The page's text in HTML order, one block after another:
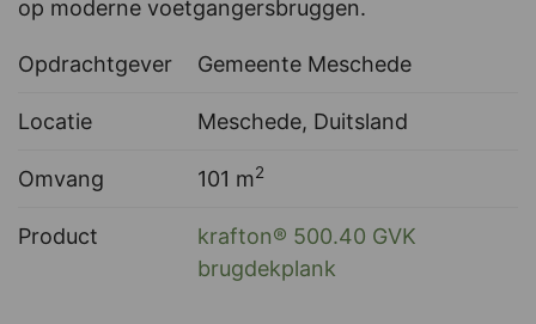
op moderne voetgangersbruggen.
Opdrachtgever Gemeente Meschede
Locatie Meschede, Duitsland
Omvang 101 m2
Product
krafton® 500.40 GVK
brugdekplank